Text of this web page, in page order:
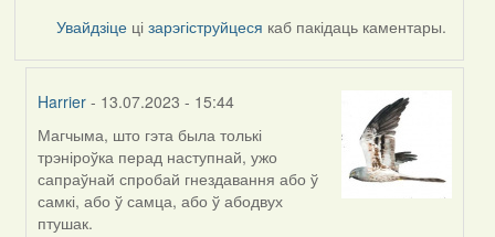
Увайдзіце цізарэгіструйцеся каб пакідаць каментары.
Harrier - 13.07.2023 - 15:44
In
reply
to
by
Магчыма, што гэта была толькі
трэніроўка перад наступнай, ужо
сапраўнай спробай гнездавання або ў
самкі, або ў самца, або ў абодвух
птушак.